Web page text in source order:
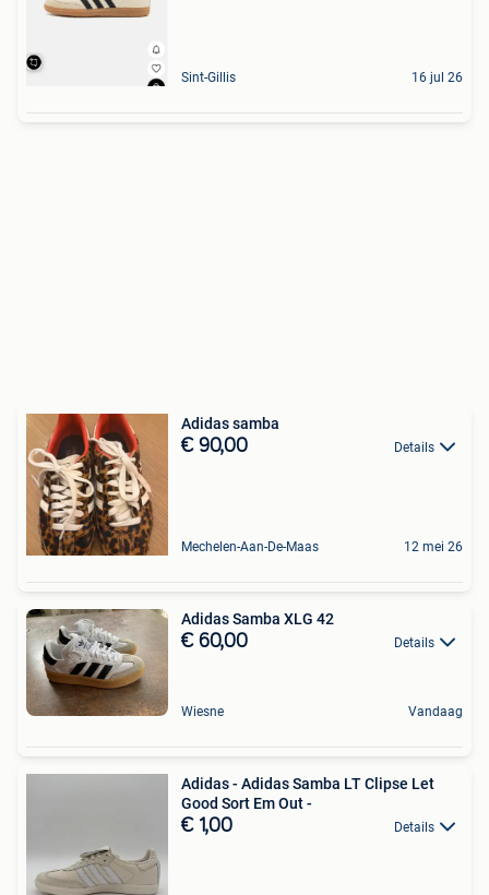
Sint-Gillis 16 jul 26
Adidas samba
€ 90,00 Details
Mechelen-Aan-De-Maas 12 mei 26
Adidas Samba XLG 42
€ 60,00 Details
Wiesne Vandaag
Adidas - Adidas Samba LT Clipse Let
Good Sort Em Out -
€ 1,00 Details